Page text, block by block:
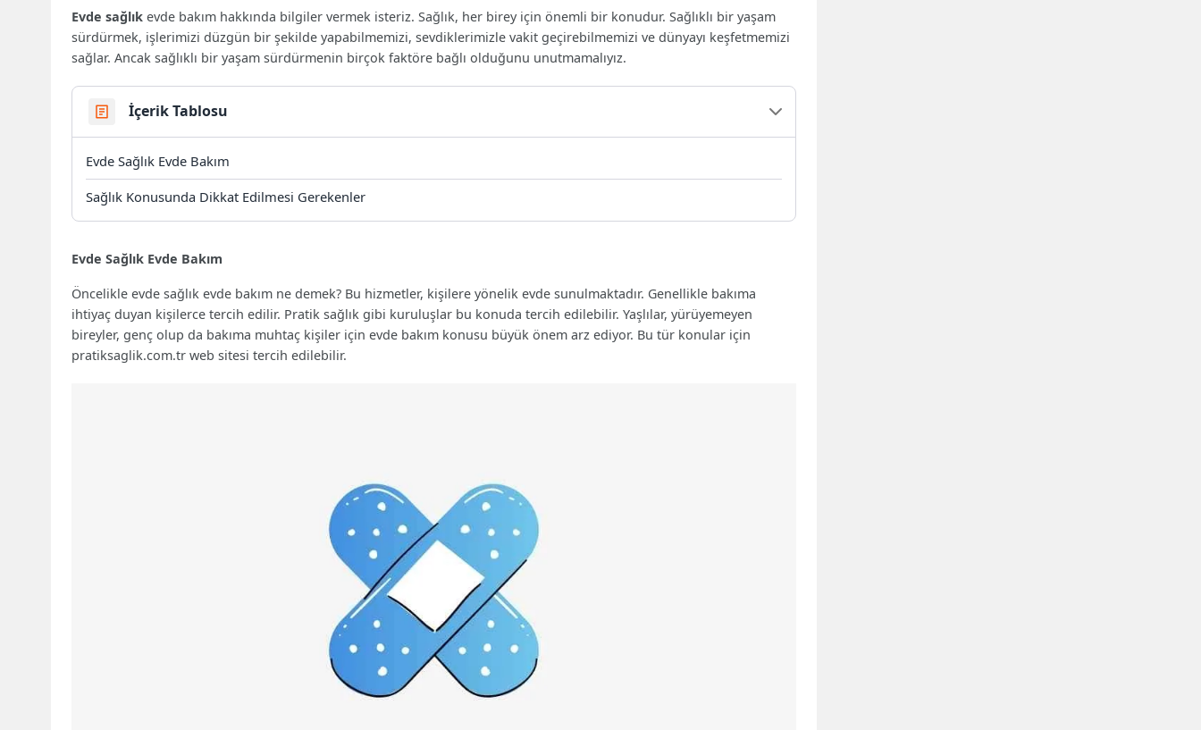
Evde sağlık evde bakım hakkında bilgiler vermek isteriz. Sağlık, her birey için önemli bir konudur. Sağlıklı bir yaşam
sürdürmek, işlerimizi düzgün bir şekilde yapabilmemizi, sevdiklerimizle vakit geçirebilmemizi ve dünyayı keşfetmemizi
sağlar. Ancak sağlıklı bir yaşam sürdürmenin birçok faktöre bağlı olduğunu unutmamalıyız.
İçerik Tablosu
Evde Sağlık Evde Bakım
Sağlık Konusunda Dikkat Edilmesi Gerekenler
Evde Sağlık Evde Bakım
Öncelikle evde sağlık evde bakım ne demek? Bu hizmetler, kişilere yönelik evde sunulmaktadır. Genellikle bakıma
ihtiyaç duyan kişilerce tercih edilir. Pratik sağlık gibi kuruluşlar bu konuda tercih edilebilir. Yaşlılar, yürüyemeyen
bireyler, genç olup da bakıma muhtaç kişiler için evde bakım konusu büyük önem arz ediyor. Bu tür konular için
pratiksaglik.com.tr web sitesi tercih edilebilir.